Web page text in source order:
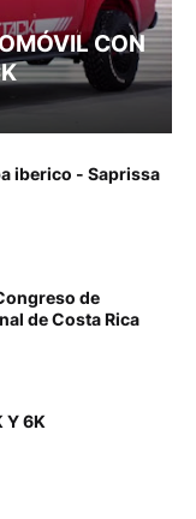
CON
iberico - Saprissa
de
de Costa Rica
Y 6K